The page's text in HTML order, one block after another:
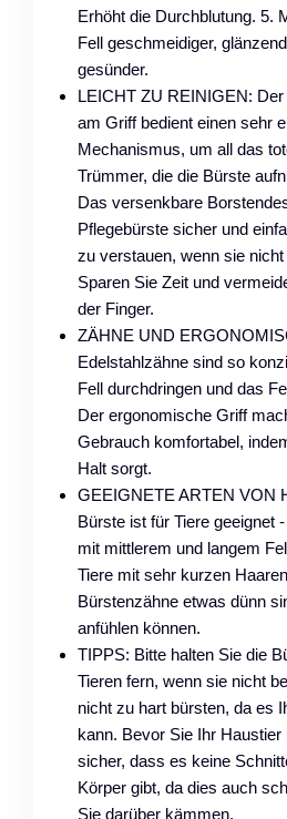
Erhöht die Durchblutung. 5.
Fell geschmeidiger,
gesünder.
LEICHT ZU REINIGEN:
am Griff bedient einen sehr
Mechanismus, um all das
Trümmer, die die Bürste
Das versenkbare
Pflegebürste sicher und
zu verstauen, wenn sie
Sparen Sie Zeit und
der Finger.
ZÄHNE UND
Edelstahlzähne sind so
Fell durchdringen und das
Der ergonomische Griff
Gebrauch komfortabel,
Halt sorgt.
GEEIGNETE ARTEN VON
Bürste ist für Tiere geeignet
mit mittlerem und langem
Tiere mit sehr kurzen
Bürstenzähne etwas dünn
anfühlen können.
TIPPS: Bitte halten Sie die
Tieren fern, wenn sie nicht
nicht zu hart bürsten, da es
kann. Bevor Sie Ihr
sicher, dass es keine
Körper gibt, da dies auch
Sie darüber kämmen.